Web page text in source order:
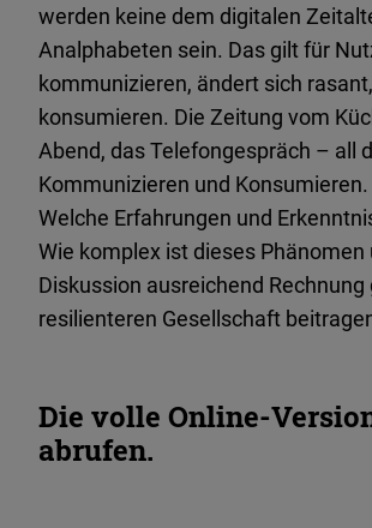
werden keine dem digitalen
Analphabeten sein. Das gilt für
kommunizieren, ändert sich
konsumieren. Die Zeitung vom
Abend, das Telefongespräch – all
Kommunizieren und
Welche Erfahrungen und
Wie komplex ist dieses
Diskussion ausreichend
resilienteren Gesellschaft
Die volle Online-
abrufen.